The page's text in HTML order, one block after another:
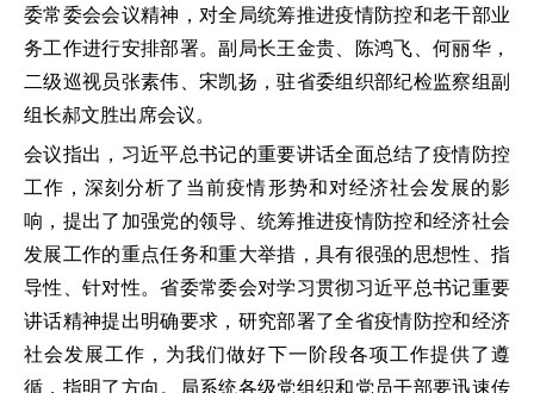
委常委会会议精神，对全局统筹推进疫情防控和老干部业
务工作进行安排部署。副局长王金贵、陈鸿飞、何丽华，
二级巡视员张素伟、宋凯扬，驻省委组织部纪检监察组副
组长郝文胜出席会议。
会议指出，习近平总书记的重要讲话全面总结了疫情防控
工作，深刻分析了当前疫情形势和对经济社会发展的影
响，提出了加强党的领导、统筹推进疫情防控和经济社会
发展工作的重点任务和重大举措，具有很强的思想性、指
导性、针对性。省委常委会对学习贯彻习近平总书记重要
讲话精神提出明确要求，研究部署了全省疫情防控和经济
社会发展工作，为我们做好下一阶段各项工作提供了遵
循，指明了方向。局系统各级党组织和党员干部要迅速传